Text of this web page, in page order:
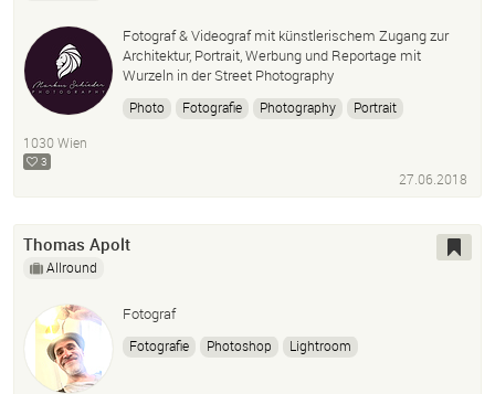
Fotograf & Videograf mit künstlerischem Zugang zur
Architektur, Portrait, Werbung und Reportage mit
Wurzeln in der Street Photography
Photo Fotografie Photography
Portrait
1030 Wien
3
27.06.2018
Thomas Apolt
Allround
Fotograf
Fotografie Photoshop
Lightroom